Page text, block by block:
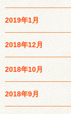
2019年1月
2018年12月
2018年10月
2018年9月